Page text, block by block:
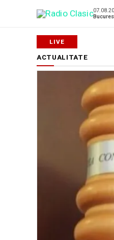
ACTUALITATE